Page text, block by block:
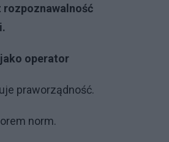
rozpoznawalność
operator
praworządność.
norm.